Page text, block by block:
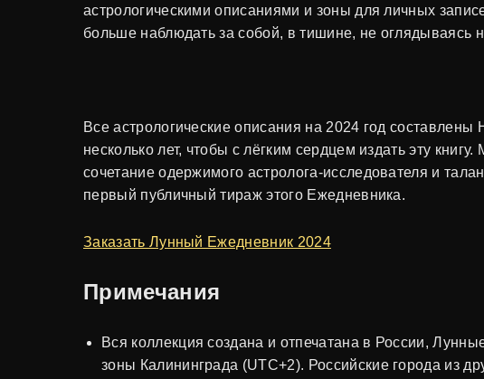
астрологическими описаниями и зоны для личных
больше наблюдать за собой, в тишине, не оглядываясь
Все астрологические описания на 2024 год составлены
несколько лет, чтобы с лёгким сердцем издать эту
сочетание одержимого астролога-исследователя и
первый публичный тираж этого Ежедневника.
Заказать Лунный Ежедневник 2024
Примечания
Вся коллекция создана и отпечатана в России,
зоны Калининграда (UTC+2). Российские города из